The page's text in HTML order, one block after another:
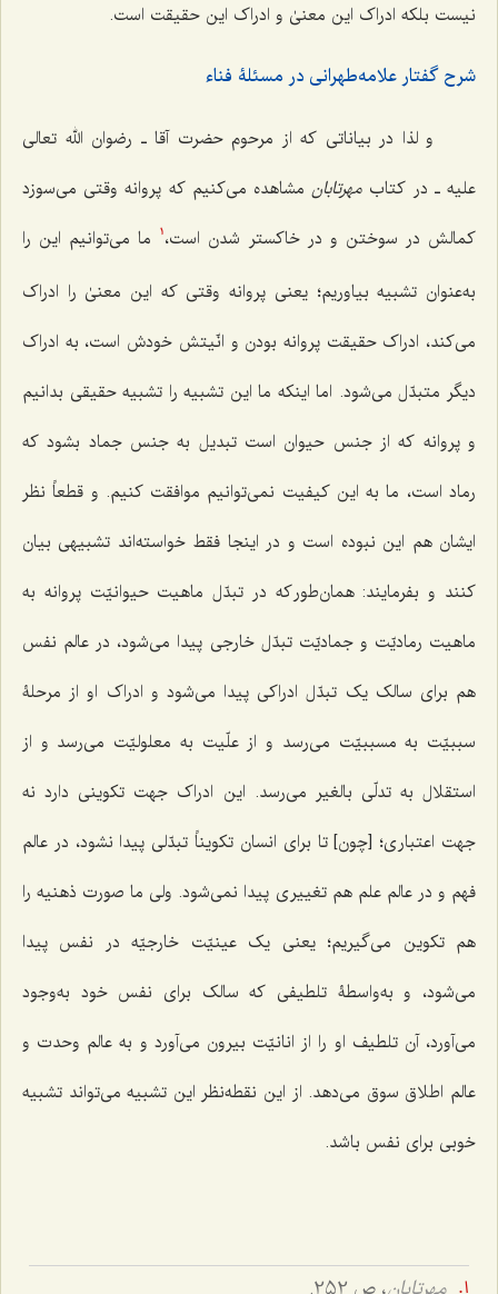
نیست بلکه ادراک این معنیٰ و ادراک این حقیقت است.
شرح گفتار علامه‌طهرانی در مسئلۀ فناء
و لذا در بیاناتی که از مرحوم حضرت آقا ـ رضوان الله تعالی
علیه ـ در کتاب مهرتابانمشاهده می‌کنیم که پروانه وقتی می‌سوزد
کمالش در سوختن و در خاکستر شدن است، 1
ما می‌توانیم این را
به‌عنوان تشبیه بیاوریم؛ یعنی پروانه وقتی که این معنیٰ را ادراک
می‌کند، ادراک حقیقت پروانه بودن و انّیتش خودش است، به ادراک
دیگر متبدّل می‌شود. اما اینکه ما این تشبیه را تشبیه حقیقی بدانیم
و پروانه که از جنس حیوان است تبدیل به جنس جماد بشود که
رماد است، ما به این کیفیت نمی‌توانیم موافقت کنیم. و قطعاً نظر
ایشان هم این نبوده است و در اینجا فقط خواسته‌اند تشبیهی بیان
کنند و بفرمایند: همان‌طور که در تبدّل ماهیت حیوانیّت پروانه به
ماهیت رمادیّت و جمادیّت تبدّل خارجی پیدا می‌شود، در عالم نفس
هم برای سالک یک تبدّل ادراکی پیدا می‌شود و ادراک او از مرحلۀ
سببیّت به مسببیّت می‌رسد و از علّیت به معلولیّت می‌رسد و از
استقلال به تدلّی بالغیر می‌رسد. این ادراک جهت تکوینی دارد نه
جهت اعتباری؛ [چون] تا برای انسان تکویناً تبدّلی پیدا نشود، در عالم
فهم و در عالم علم هم تغییری پیدا نمی‌شود. ولی ما صورت ذهنیه را
هم تکوین می‌گیریم؛ یعنی یک عینیّت خارجیّه در نفس پیدا
می‌شود، و به‌واسطۀ تلطیفی که سالک برای نفس خود به‌وجود
می‌آورد، آن تلطیف او را از انانیّت بیرون می‌آورد و به عالم وحدت و
عالم اطلاق سوق می‌دهد. از این نقطه‌نظر این تشبیه می‌تواند تشبیه
خوبی برای نفس باشد.